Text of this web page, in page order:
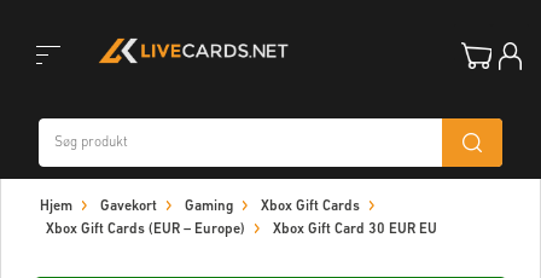
navigation
Hjem Gavekort Gaming
Xbox Gift Cards
Xbox Gift Cards (EUR – Europe)
Xbox Gift Card 30 EUR EU